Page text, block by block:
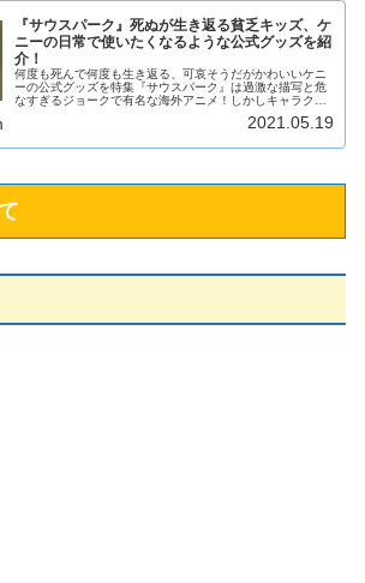
『サウスパーク』死ぬが生き返る貧乏キッズ、ケ
ニーの日常で使いたくなるような公式グッズを紹
介！
何度も死んで何度も生き返る、可哀そうだがかわいいケニ
ーの公式グッズを特集『サウスパーク』は過激な描写と危
なすぎるジョークで有名な海外アニメ！しかしキャラクタ
2021.05.19